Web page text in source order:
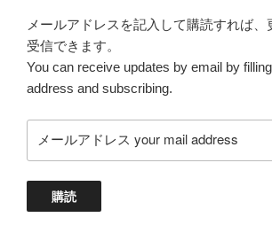
メールアドレスを記入して購読すれば
受信できます。
You can receive updates by email by
address and subscribing.
ー
ド
購読